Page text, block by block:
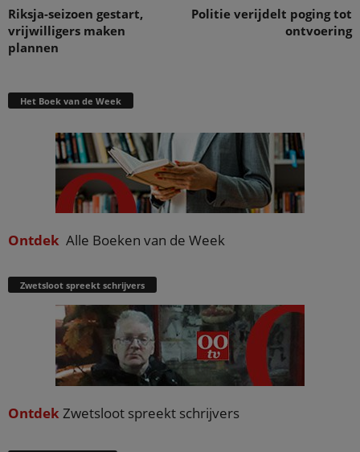
Riksja-seizoen gestart,
vrijwilligers maken
plannen
Politie verijdelt poging tot
ontvoering
Het Boek van de Week
Ontdek Alle Boeken van de Week
Zwetsloot spreekt schrijvers
Ontdek Zwetsloot spreekt schrijvers